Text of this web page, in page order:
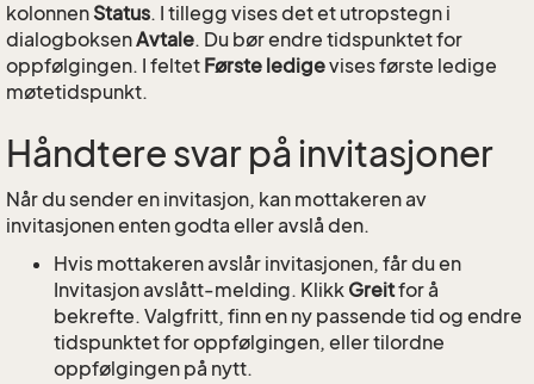
kolonnen Status. I tillegg vises det et utropstegn i
dialogboksenAvtale. Du bør endre tidspunktet for
oppfølgingen. I feltet Første ledigevises første ledige
møtetidspunkt.
Håndtere svar på invitasjoner
Når du sender en invitasjon, kan mottakeren av
invitasjonen enten godta eller avslå den.
Hvis mottakeren avslår invitasjonen, får du en
Invitasjon avslått-melding. Klikk Greitfor å
bekrefte. Valgfritt, finn en ny passende tid og endre
tidspunktet for oppfølgingen, eller tilordne
oppfølgingen på nytt.